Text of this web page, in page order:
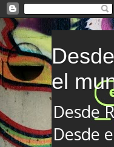
el
Desde
Desde